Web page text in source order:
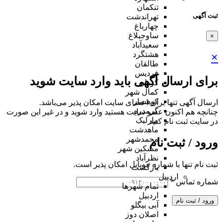
ثبت آگهی
×
×
برای ارسال آگهی باید وارد سایت شوید
ارسال آگهی تنها برای اعضای سایت امکان پذیر می‌باشد.
چنانچه هم‌ اکنون عضو سایت هستید وارد شوید و در غیر این صورت
در سایت ثبت نام کنید
ورود / ثبت نام
ثبت نام تنها با شماره موبایل امکان پذیر است.
شماره تماس*
ورود / ثبت نام
تنکمان
تهراندشت
چهارباغ
ساوجبلاغ
سعیدآباد
هشتگرد
طالقان
فردیس
کردان
کمال شهر
کوهسار
گرمدره
مارلیک
ماهدشت
محمدشهر
مشکین شهر
نظرآباد
بازگشت
اردبیل
تمام شهر‌ها
اردبیل
آبی بیگلو
اصلان دوز